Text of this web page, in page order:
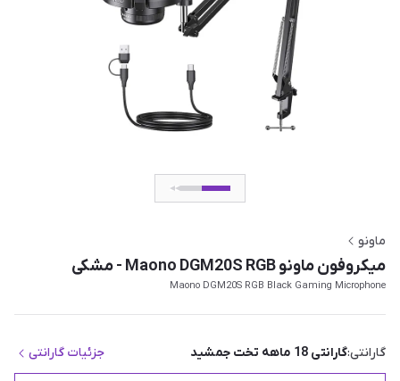
ماونو
میکروفون ماونو Maono DGM20S RGB - مشکی
Maono DGM20S RGB Black Gaming Microphone
گارانتی:گارانتی 18 ماهه تخت جمشید جزئیات گارانتی